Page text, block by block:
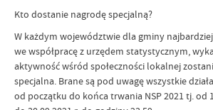
Kto dostanie nagrodę specjalną?
W każdym województwie dla gminy
we współpracę z urzędem statystycznym,
aktywność wśród społeczności lokalnej
specjalna. Brane są pod uwagę wszystkie
od początku do końca trwania NSP 2021 tj. od